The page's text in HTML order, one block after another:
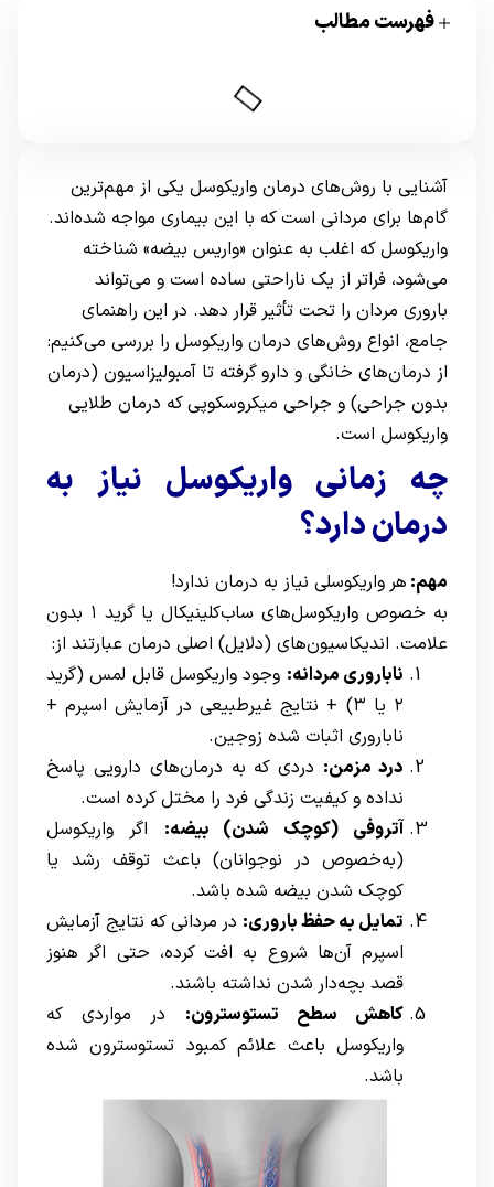
فهرست مطالب
آشنایی با روش‌های درمان واریکوسل یکی از مهم‌ترین
گام‌ها برای مردانی است که با این بیماری مواجه شده‌اند.
واریکوسل که اغلب به عنوان «واریس بیضه» شناخته
می‌شود، فراتر از یک ناراحتی ساده است و می‌تواند
باروری مردان را تحت تأثیر قرار دهد. در این راهنمای
جامع، انواع روش‌های درمان واریکوسل را بررسی می‌کنیم:
از درمان‌های خانگی و دارو گرفته تا آمبولیزاسیون (درمان
بدون جراحی) و جراحی میکروسکوپی که درمان طلایی
واریکوسل است.
چه زمانی واریکوسل نیاز به
درمان دارد؟
مهم: هر واریکوسلی نیاز به درمان ندارد!
به خصوص واریکوسل‌های ساب‌کلینیکال یا گرید ۱ بدون
علامت. اندیکاسیون‌های (دلایل) اصلی درمان عبارتند از:
ناباروری مردانه: وجود واریکوسل قابل لمس (گرید
۲ یا ۳) + نتایج غیرطبیعی در آزمایش اسپرم +
ناباروری اثبات شده زوجین.
درد مزمن: دردی که به درمان‌های دارویی پاسخ
نداده و کیفیت زندگی فرد را مختل کرده است.
آتروفی (کوچک شدن) بیضه: اگر واریکوسل
(به‌خصوص در نوجوانان) باعث توقف رشد یا
کوچک شدن بیضه شده باشد.
تمایل به حفظ باروری: در مردانی که نتایج آزمایش
اسپرم آن‌ها شروع به افت کرده، حتی اگر هنوز
قصد بچه‌دار شدن نداشته باشند.
کاهش سطح تستوسترون: در مواردی که
واریکوسل باعث علائم کمبود تستوسترون شده
باشد.